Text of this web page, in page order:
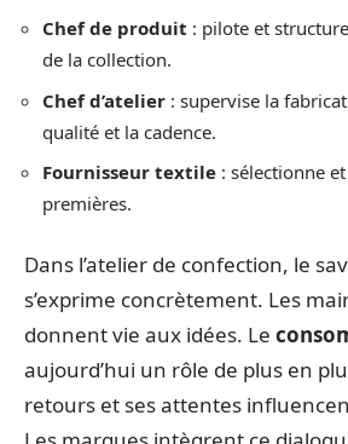
Chef de produit : pilote et
de la collection.
Chef d’atelier : supervise la
qualité et la cadence.
Fournisseur textile : sélectionne
premières.
Dans l’atelier de confection, le
s’exprime concrètement. Les
donnent vie aux idées. Le
aujourd’hui un rôle de plus en
retours et ses attentes